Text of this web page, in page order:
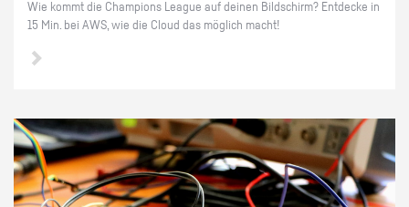
Wie kommt die Cham­pi­ons Le­ague auf dei­nen Bild­schirm? Ent­de­cke in
15 Min. bei AWS, wie die Cloud das mög­lich macht!